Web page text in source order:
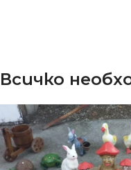
Всичко